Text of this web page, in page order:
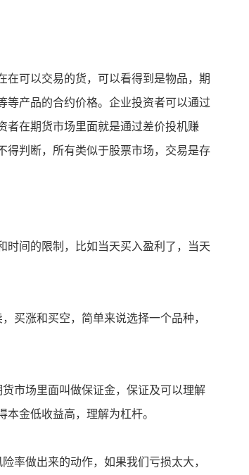
在可以交易的货，可以看得到是物品，期
等产品的合约价格。企业投资者可以通过
者在期货市场里面就是通过差价投机赚
得判断，所有类似于股票市场，交易是存
时间的限制，比如当天买入盈利了，当天
买涨和买空，简单来说选择一个品种，
市场里面叫做保证金，保证及可以理解
金低收益高，理解为杠杆。
率做出来的动作，如果我们亏损太大，